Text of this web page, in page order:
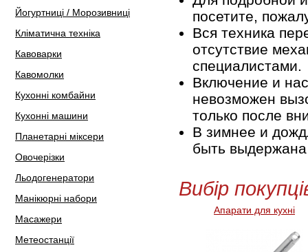
Йогуртниці / Морозивниці
Кліматична техніка
Кавоварки
Кавомолки
Кухонні комбайни
Кухонні машини
Планетарні міксери
Овочерізки
Льодогенератори
Манікюрні набори
Масажери
Метеостанції
посетите,
Вся техника
отсутствие
специалистами.
Включение и
невозможен
только после
В зимнее и
быть
Вибір
Апарати для кухні